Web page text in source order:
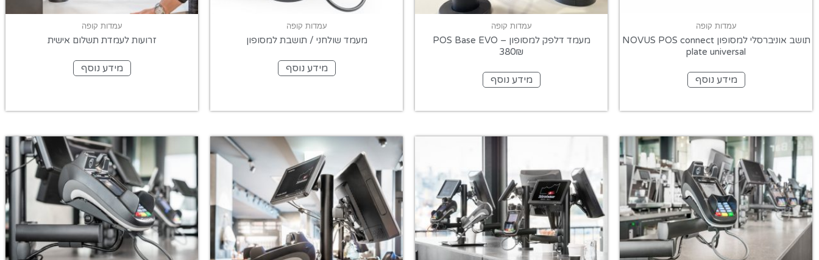
עמדות קופה
תושב אוניברסלי למסופון NOVUS POS connect
plate universal
מידע נוסף
עמדות קופה
מעמד דלפק למסופון – POS Base EVO
380₪
מידע נוסף
עמדות קופה
מעמד שולחני / תושבת למסופון
מידע נוסף
עמדות קופה
זרועות לעמדת תשלום אישית
מידע נוסף